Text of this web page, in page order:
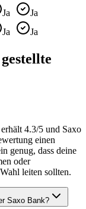
Ja
Ja
Ja Ja
4.3/5 und Saxo
einen
genug, dass deine
oder
leiten sollten.
Saxo Bank?